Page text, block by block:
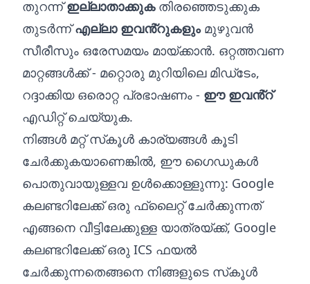
തുറന്ന്ഇല്ലാതാക്കുകതിരഞ്ഞെടുക്കുക
തുടർന്ന്എല്ലാ ഇവൻ്റുകളുംമുഴുവൻ
സീരീസും ഒരേസമയം മായ്‌ക്കാൻ. ഒറ്റത്തവണ
മാറ്റങ്ങൾക്ക് - മറ്റൊരു മുറിയിലെ മിഡ്‌ടേം,
റദ്ദാക്കിയ ഒരൊറ്റ പ്രഭാഷണം - ഈ ഇവൻ്റ്
എഡിറ്റ് ചെയ്യുക.
നിങ്ങൾ മറ്റ് സ്‌കൂൾ കാര്യങ്ങൾ കൂടി
ചേർക്കുകയാണെങ്കിൽ, ഈ ഗൈഡുകൾ
പൊതുവായുള്ളവ ഉൾക്കൊള്ളുന്നു: Google
കലണ്ടറിലേക്ക് ഒരു ഫ്ലൈറ്റ് ചേർക്കുന്നത്
എങ്ങനെ വീട്ടിലേക്കുള്ള യാത്രയ്‌ക്ക്, Google
കലണ്ടറിലേക്ക് ഒരു ICS ഫയൽ
ചേർക്കുന്നതെങ്ങനെ നിങ്ങളുടെ സ്‌കൂൾ